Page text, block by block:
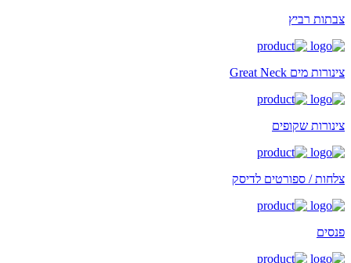
צבתות רביץ
צינורות מים Great Neck
צינורות שקופים
צלחות / ספורטים לדיסק
פנסים